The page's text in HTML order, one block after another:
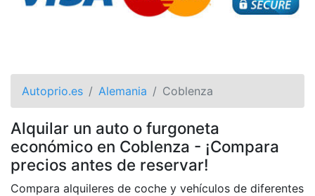
Autoprio.es Alemania Coblenza
Alquilar un auto o furgoneta
económico en Coblenza - ¡Compara
precios antes de reservar!
Compara alquileres de coche y vehículos de diferentes